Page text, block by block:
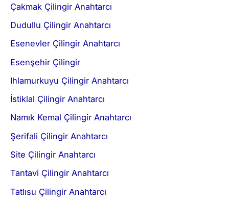
Çakmak Çilingir Anahtarcı
Dudullu Çilingir Anahtarcı
Esenevler Çilingir Anahtarcı
Esenşehir Çilingir
Ihlamurkuyu Çilingir Anahtarcı
İstiklal Çilingir Anahtarcı
Namık Kemal Çilingir Anahtarcı
Şerifali Çilingir Anahtarcı
Site Çilingir Anahtarcı
Tantavi Çilingir Anahtarcı
Tatlısu Çilingir Anahtarcı